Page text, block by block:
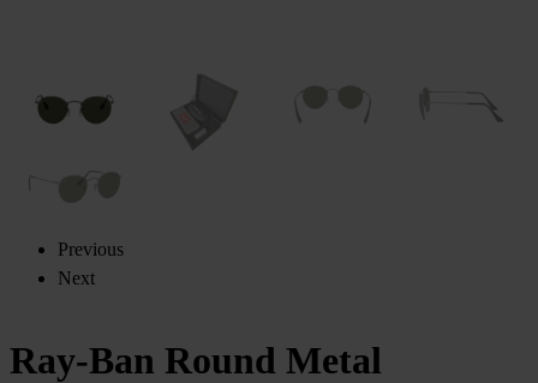
Previous
Next
Ray-Ban Round Metal